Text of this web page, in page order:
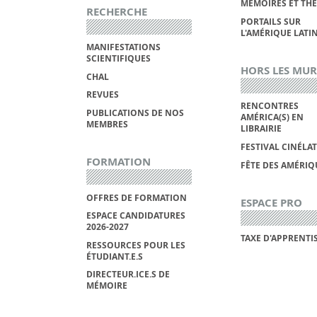
RECHERCHE
MANIFESTATIONS
SCIENTIFIQUES
CHAL
REVUES
PUBLICATIONS DE NOS
MEMBRES
FORMATION
OFFRES DE FORMATION
ESPACE CANDIDATURES
2026-2027
RESSOURCES POUR LES
ÉTUDIANT.E.S
DIRECTEUR.ICE.S DE
MÉMOIRE
MÉMOIRES ET
PORTAILS SUR
L'AMÉRIQUE
HORS LES
RENCONTRES
AMÉRICA(S) EN
LIBRAIRIE
FESTIVAL
FÊTE DES
ESPACE PRO
TAXE